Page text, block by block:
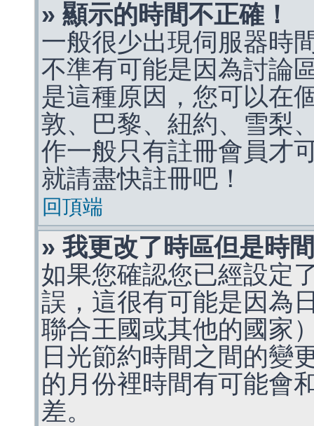
» 顯示的時間不正確！
一般很少出現伺服器時
不準有可能是因為討論
是這種原因，您可以在
敦、巴黎、紐約、雪梨
作一般只有註冊會員才
就請盡快註冊吧！
回頂端
» 我更改了時區但是時
如果您確認您已經設定
誤，這很有可能是因為
聯合王國或其他的國家
日光節約時間之間的變
的月份裡時間有可能會
差。